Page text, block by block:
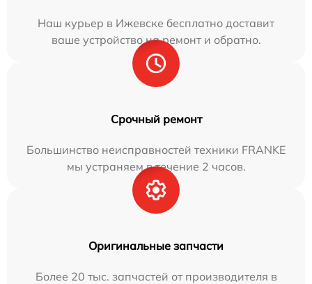
Наш курьер в Ижевске бесплатно доставит
ваше устройство на ремонт и обратно.
Срочный ремонт
Большинство неисправностей техники FRANKE
мы устраняем в течение 2 часов.
Оригинальные запчасти
Более 20 тыс. запчастей от производителя в